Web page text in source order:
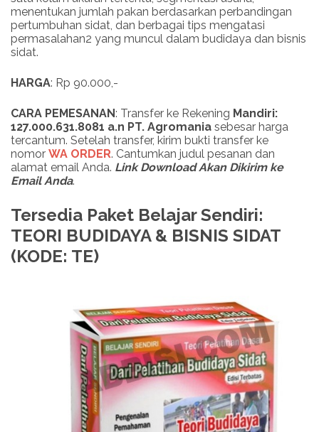
menentukan jumlah pakan berdasarkan perbandingan
pertumbuhan sidat, dan berbagai tips mengatasi
permasalahan2 yang muncul dalam budidaya dan bisnis
sidat.
HARGA: Rp 90.000,-
CARA PEMESANAN: Transfer ke Rekening Mandiri:
127.000.631.8081 a.n PT. Agromania sebesar harga
tercantum. Setelah transfer, kirim bukti transfer ke
nomor WA ORDER. Cantumkan judul pesanan dan
alamat email Anda. Link Download Akan Dikirim ke
Email Anda.
Tersedia Paket Belajar Sendiri:
TEORI BUDIDAYA & BISNIS SIDAT
(KODE: TE)